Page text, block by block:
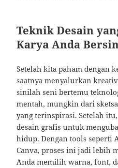
Teknik Desain
Karya Anda
Setelah kita paham dengan
saatnya menyalurkan
sinilah seni bertemu
mentah, mungkin dari
yang terinspirasi. Setelah
desain grafis untuk
hidup. Dengan tools seperti
Canva, proses ini jadi lebih
Anda memilih warna, font,